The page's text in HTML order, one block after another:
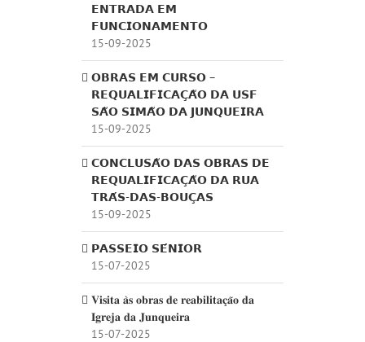
𝗘𝗡𝗧𝗥𝗔𝗗𝗔 𝗘𝗠
𝗙𝗨𝗡𝗖𝗜𝗢𝗡𝗔𝗠𝗘𝗡𝗧𝗢
15-09-2025
𝗢𝗕𝗥𝗔𝗦 𝗘𝗠 𝗖𝗨𝗥𝗦𝗢 –
𝗥𝗘𝗤𝗨𝗔𝗟𝗜𝗙𝗜𝗖𝗔𝗖̧𝗔̃𝗢 𝗗𝗔 𝗨𝗦𝗙
𝗦𝗔̃𝗢 𝗦𝗜𝗠𝗔̃𝗢 𝗗𝗔 𝗝𝗨𝗡𝗤𝗨𝗘𝗜𝗥𝗔
15-09-2025
𝗖𝗢𝗡𝗖𝗟𝗨𝗦𝗔̃𝗢 𝗗𝗔𝗦 𝗢𝗕𝗥𝗔𝗦 𝗗𝗘
𝗥𝗘𝗤𝗨𝗔𝗟𝗜𝗙𝗜𝗖𝗔𝗖̧𝗔̃𝗢 𝗗𝗔 𝗥𝗨𝗔
𝗧𝗥𝗔́𝗦-𝗗𝗔𝗦-𝗕𝗢𝗨𝗖̧𝗔𝗦
15-09-2025
𝗣𝗔𝗦𝗦𝗘𝗜𝗢 𝗦𝗘́𝗡𝗜𝗢𝗥
15-07-2025
𝐕𝐢𝐬𝐢𝐭𝐚 𝐚̀𝐬 𝐨𝐛𝐫𝐚𝐬 𝐝𝐞 𝐫𝐞𝐚𝐛𝐢𝐥𝐢𝐭𝐚𝐜̧𝐚̃𝐨 𝐝𝐚
𝐈𝐠𝐫𝐞𝐣𝐚 𝐝𝐚 𝐉𝐮𝐧𝐪𝐮𝐞𝐢𝐫𝐚
15-07-2025